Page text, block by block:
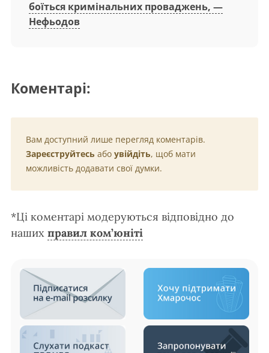
боїться кримінальних проваджень, —
Нефьодов
Коментарі:
Вам доступний лише перегляд коментарів.
Зареєструйтесь або увійдіть, щоб мати
можливість додавати свої думки.
*Ці коментарі модеруються відповідно до
наших правил ком’юніті